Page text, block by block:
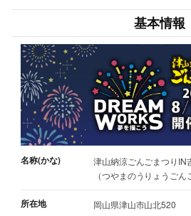
基本情報
名称(かな)
津山納涼ごんごまつりIN
（つやまのうりょうごん
所在地 岡山県津山市山北520